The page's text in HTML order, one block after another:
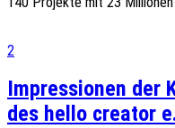
2
Impressionen der
des hello creator